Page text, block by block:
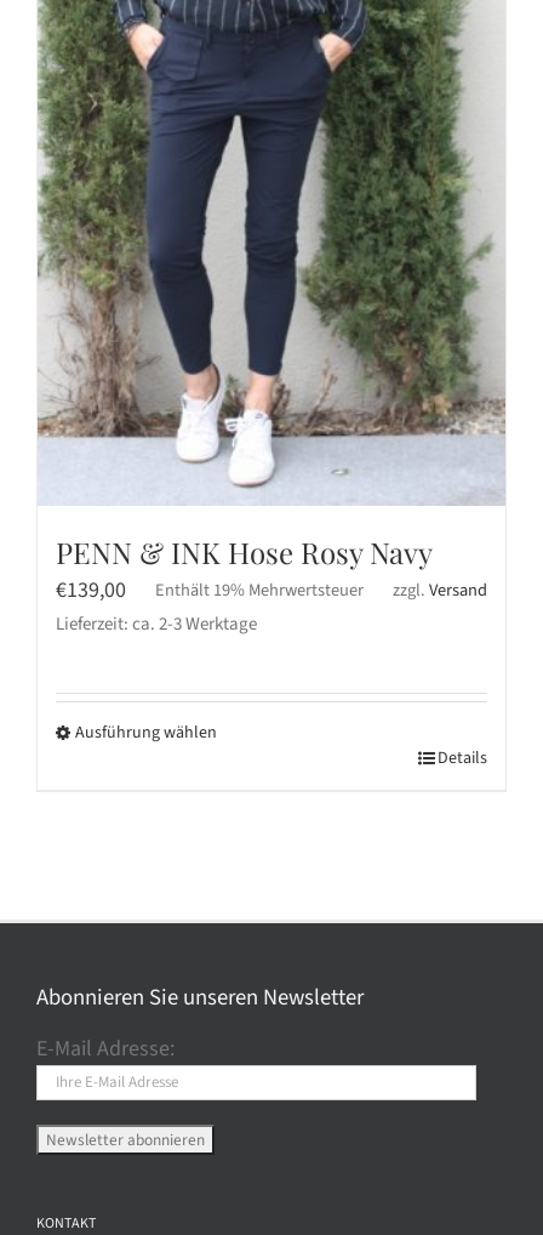
PENN & INK Hose Rosy Navy
€139,00 Enthält 19% Mehrwertsteuer zzgl.Versand
Lieferzeit: ca. 2-3 Werktage
Ausführung wählen
auf.
Optionen
auf
der
Produktseite
gewählt
Details
Abonnieren Sie unseren Newsletter
E-Mail Adresse:
KONTAKT